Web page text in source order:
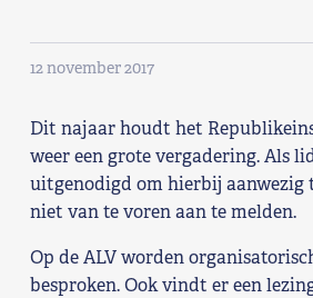
Wat we doen
Nieuws
Agenda
Shop
12 november 2017
Dit najaar houdt het
weer een grote vergadering. Als
uitgenodigd om hierbij aanwezig
niet van te voren aan te melden.
Op de ALV worden
besproken. Ook vindt er een